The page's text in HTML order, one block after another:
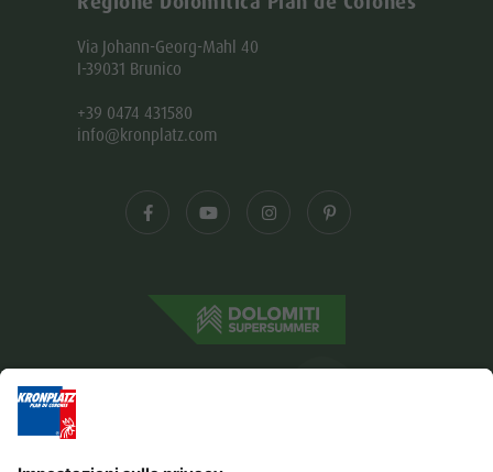
Via Johann-Georg-Mahl 40
I-39031 Brunico
+39 0474 431580
info@kronplatz.com